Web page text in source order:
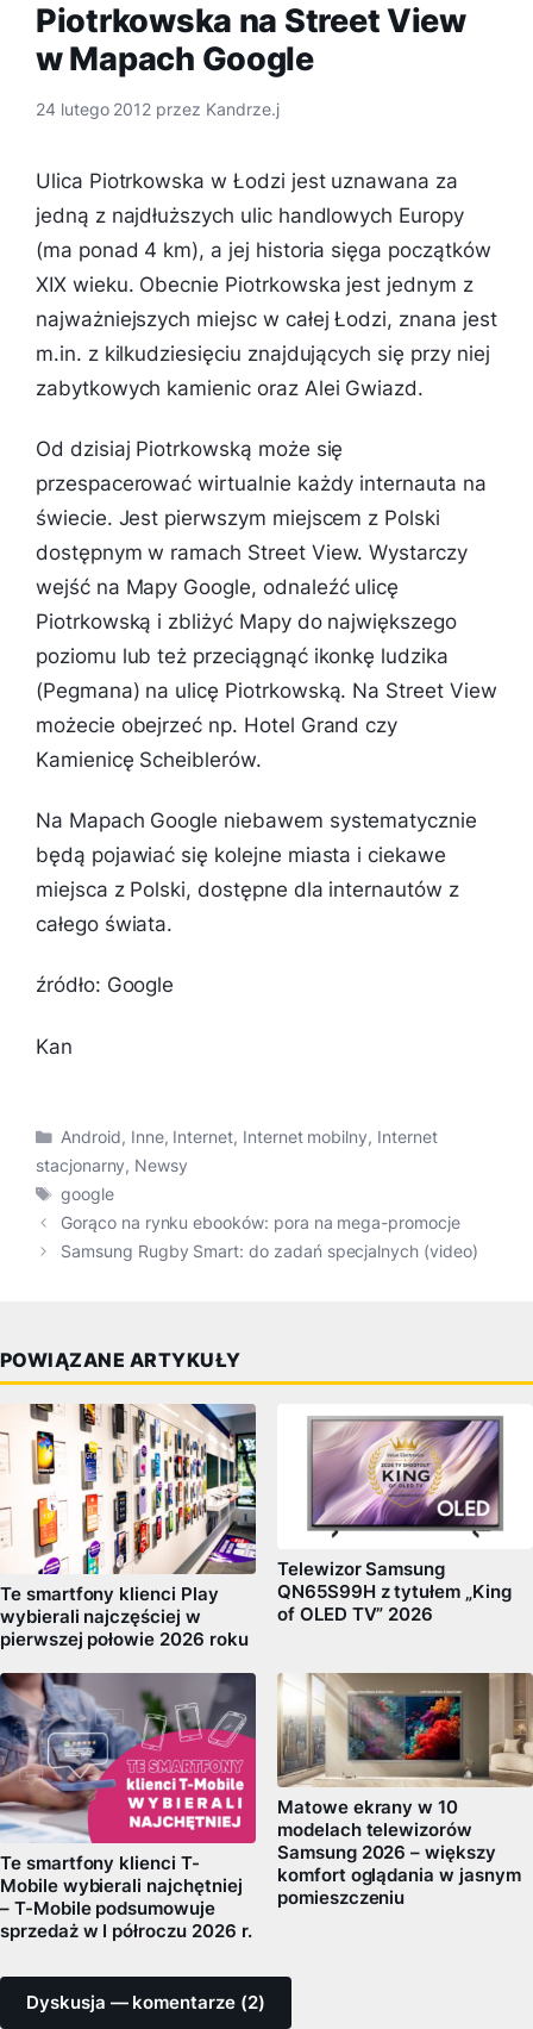
Piotrkowska na Street View
w Mapach Google
24 lutego 2012 przez Kandrze.j
Ulica Piotrkowska w Łodzi jest uznawana za
jedną z najdłuższych ulic handlowych Europy
(ma ponad 4 km), a jej historia sięga początków
XIX wieku. Obecnie Piotrkowska jest jednym z
najważniejszych miejsc w całej Łodzi, znana jest
m.in. z kilkudziesięciu znajdujących się przy niej
zabytkowych kamienic oraz Alei Gwiazd.
Od dzisiaj Piotrkowską może się
przespacerować wirtualnie każdy internauta na
świecie. Jest pierwszym miejscem z Polski
dostępnym w ramach Street View. Wystarczy
wejść na Mapy Google, odnaleźć ulicę
Piotrkowską i zbliżyć Mapy do największego
poziomu lub też przeciągnąć ikonkę ludzika
(Pegmana) na ulicę Piotrkowską. Na Street View
możecie obejrzeć np. Hotel Grand czy
Kamienicę Scheiblerów.
Na Mapach Google niebawem systematycznie
będą pojawiać się kolejne miasta i ciekawe
miejsca z Polski, dostępne dla internautów z
całego świata.
źródło: Google
Kan
Kategorie
Android, Inne, Internet, Internet mobilny, Internet
stacjonarny, Newsy
Tagi
google
Gorąco na rynku ebooków: pora na mega-promocje
Samsung Rugby Smart: do zadań specjalnych (video)
POWIĄZANE ARTYKUŁY
Te smartfony klienci Play
wybierali najczęściej w
pierwszej połowie 2026 roku
Telewizor Samsung
QN65S99H z tytułem „King
of OLED TV” 2026
Te smartfony klienci T-
Mobile wybierali najchętniej
– T-Mobile podsumowuje
sprzedaż w I półroczu 2026 r.
Matowe ekrany w 10
modelach telewizorów
Samsung 2026 – większy
komfort oglądania w jasnym
pomieszczeniu
Dyskusja — komentarze (2)